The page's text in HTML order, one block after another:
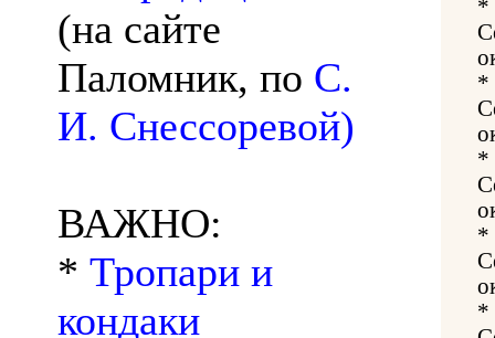
(на сайте
Паломник, по С.
И. Снессоревой)
ВАЖНО:
* Тропари и
кондаки
*
*
*
*
*